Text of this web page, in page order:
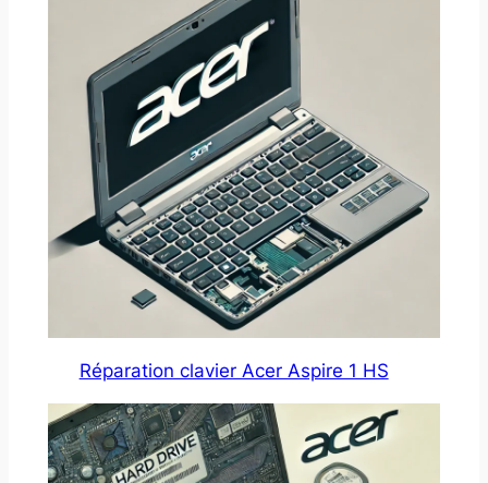
Réparation clavier Acer Aspire 1 HS